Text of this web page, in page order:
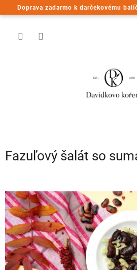
Doprava zadarmo k darčekovému
Prejsť
na
Fazuľový šalát so